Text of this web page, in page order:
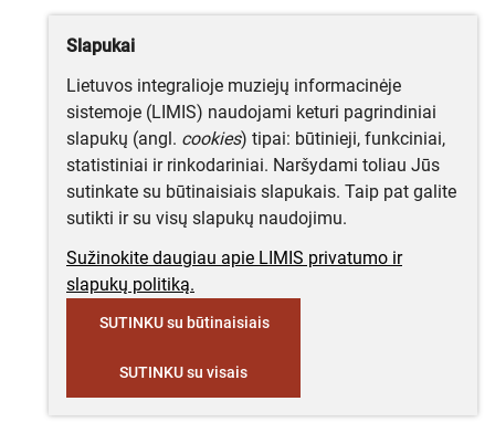
Slapukai
Lietuvos integralioje muziejų informacinėje
sistemoje (LIMIS) naudojami keturi pagrindiniai
slapukų (angl. cookies) tipai: būtinieji, funkciniai,
statistiniai ir rinkodariniai. Naršydami toliau Jūs
sutinkate su būtinaisiais slapukais. Taip pat galite
sutikti ir su visų slapukų naudojimu.
Sužinokite daugiau apie LIMIS privatumo ir
slapukų politiką.
SUTINKU su būtinaisiais
SUTINKU su visais